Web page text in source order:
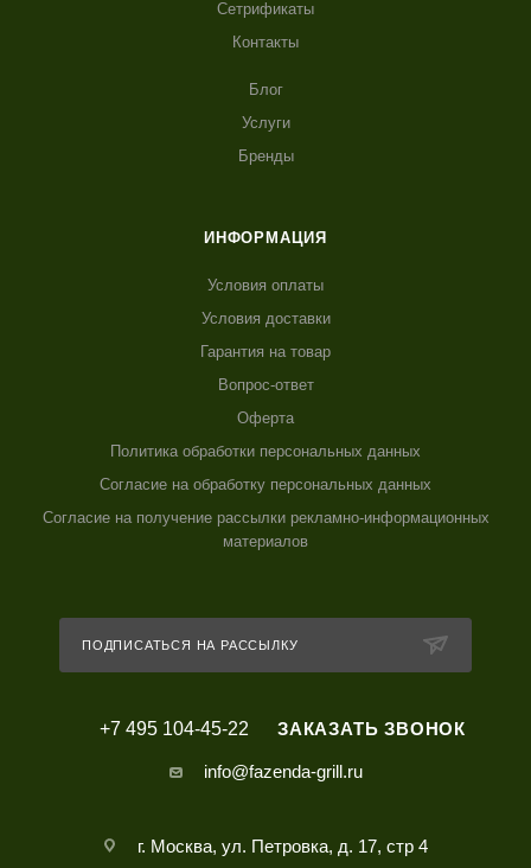
Сетрификаты
Контакты
Блог
Услуги
Бренды
ИНФОРМАЦИЯ
Условия оплаты
Условия доставки
Гарантия на товар
Вопрос-ответ
Оферта
Политика обработки персональных данных
Согласие на обработку персональных данных
Согласие на получение рассылки рекламно-информационных
материалов
ПОДПИСАТЬСЯ НА РАССЫЛКУ
+7 495 104-45-22 ЗАКАЗАТЬ ЗВОНОК
info@fazenda-grill.ru
г. Москва, ул. Петровка, д. 17, стр 4